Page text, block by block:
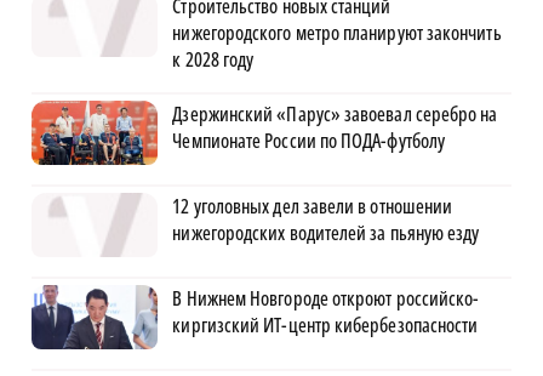
Строительство новых станций
нижегородского метро планируют закончить
к 2028 году
Дзержинский «Парус» завоевал серебро на
Чемпионате России по ПОДА-футболу
12 уголовных дел завели в отношении
нижегородских водителей за пьяную езду
В Нижнем Новгороде откроют российско-
киргизский ИТ-центр кибербезопасности